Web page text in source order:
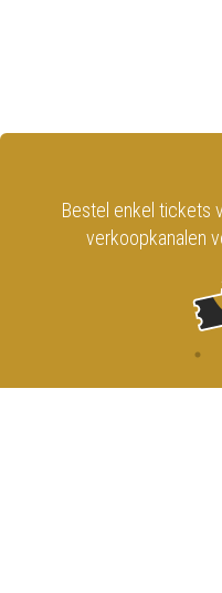
Bestel enkel tickets
verkoopkanalen